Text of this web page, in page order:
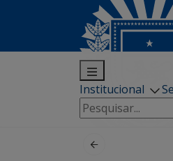
Institucional
Pesquisar
por: